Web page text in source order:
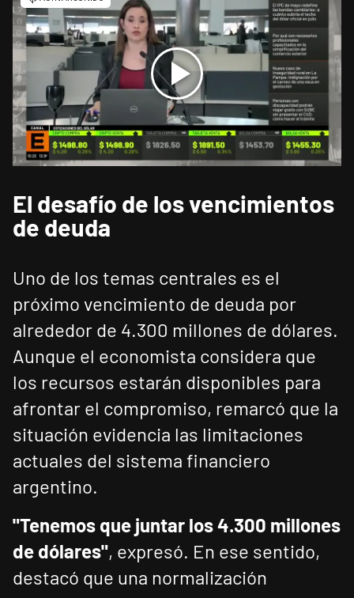
El desafío de los vencimientos
de deuda
Uno de los temas centrales es el
próximo vencimiento de deuda por
alrededor de 4.300 millones de dólares.
Aunque el economista considera que
los recursos estarán disponibles para
afrontar el compromiso, remarcó que la
situación evidencia las limitaciones
actuales del sistema financiero
argentino.
"Tenemos que juntar los 4.300 millones
de dólares", expresó. En ese sentido,
destacó que una normalización